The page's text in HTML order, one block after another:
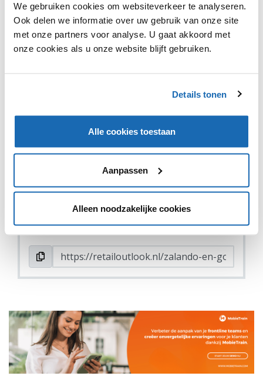
We gebruiken cookies om websiteverkeer te analyseren.
Ook delen we informatie over uw gebruik van onze site
met onze partners voor analyse. U gaat akkoord met
onze cookies als u onze website blijft gebruiken.
Details tonen
Alle cookies toestaan
Aanpassen
Alleen noodzakelijke cookies
gebruikers met behulp van een virtuele assistent het
perfecte cadeau kunnen vinden. De nieuwe app staat
ook in verbinding met de chatbot van Google Assistant,
die door middel van een aantal vragen ‘het perfecte
De zogenoemde Geschenkefinder (Gift Finder) is vanaf
VIND IK LEUK VIND IK LEUK
DEEL DIT IN JOUW NETWERK